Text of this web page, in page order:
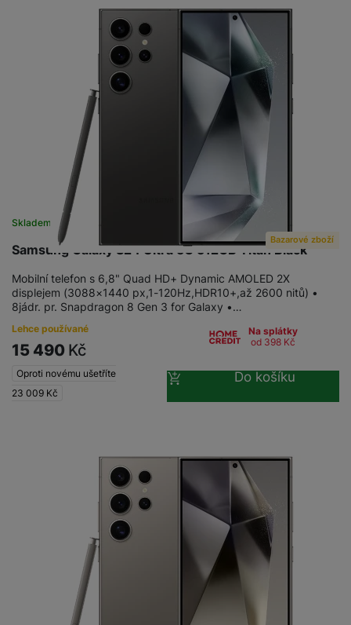
Samsung Galaxy S24 Ultra 5G 512GB Titan Black
Skladem
Bazarové zboží
Mobilní telefon s 6,8" Quad HD+ Dynamic AMOLED 2X
displejem (3088×1440 px,1-120Hz,HDR10+,až 2600 nitů) •
8jádr. pr. Snapdragon 8 Gen 3 for Galaxy •…
Lehce používané
15 490 Kč
Oproti novému ušetříte
23 009 Kč
Na splátky
od 398 Kč
Do košíku